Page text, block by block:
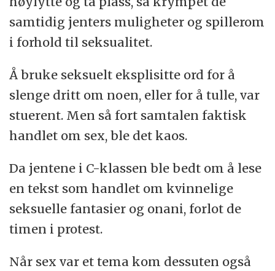
samtidig jenters muligheter og spillerom
i forhold til seksualitet.
Å bruke seksuelt eksplisitte ord for å
slenge dritt om noen, eller for å tulle, var
stuerent. Men så fort samtalen faktisk
handlet om sex, ble det kaos.
Da jentene i C-klassen ble bedt om å lese
en tekst som handlet om kvinnelige
seksuelle fantasier og onani, forlot de
timen i protest.
Når sex var et tema kom dessuten også